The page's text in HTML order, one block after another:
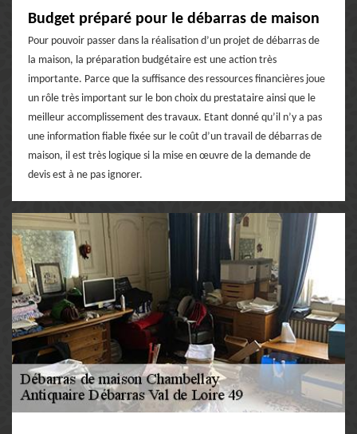
Budget préparé pour le débarras de maison
Pour pouvoir passer dans la réalisation d’un projet de débarras de
la maison, la préparation budgétaire est une action très
importante. Parce que la suffisance des ressources financières joue
un rôle très important sur le bon choix du prestataire ainsi que le
meilleur accomplissement des travaux. Etant donné qu’il n’y a pas
une information fiable fixée sur le coût d’un travail de débarras de
maison, il est très logique si la mise en œuvre de la demande de
devis est à ne pas ignorer.